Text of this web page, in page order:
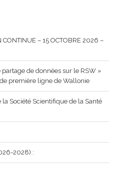
– 15 OCTOBRE 2026 –
partage de données sur le RSW »
première ligne de Wallonie
la Société Scientifique de la Santé
2028) :